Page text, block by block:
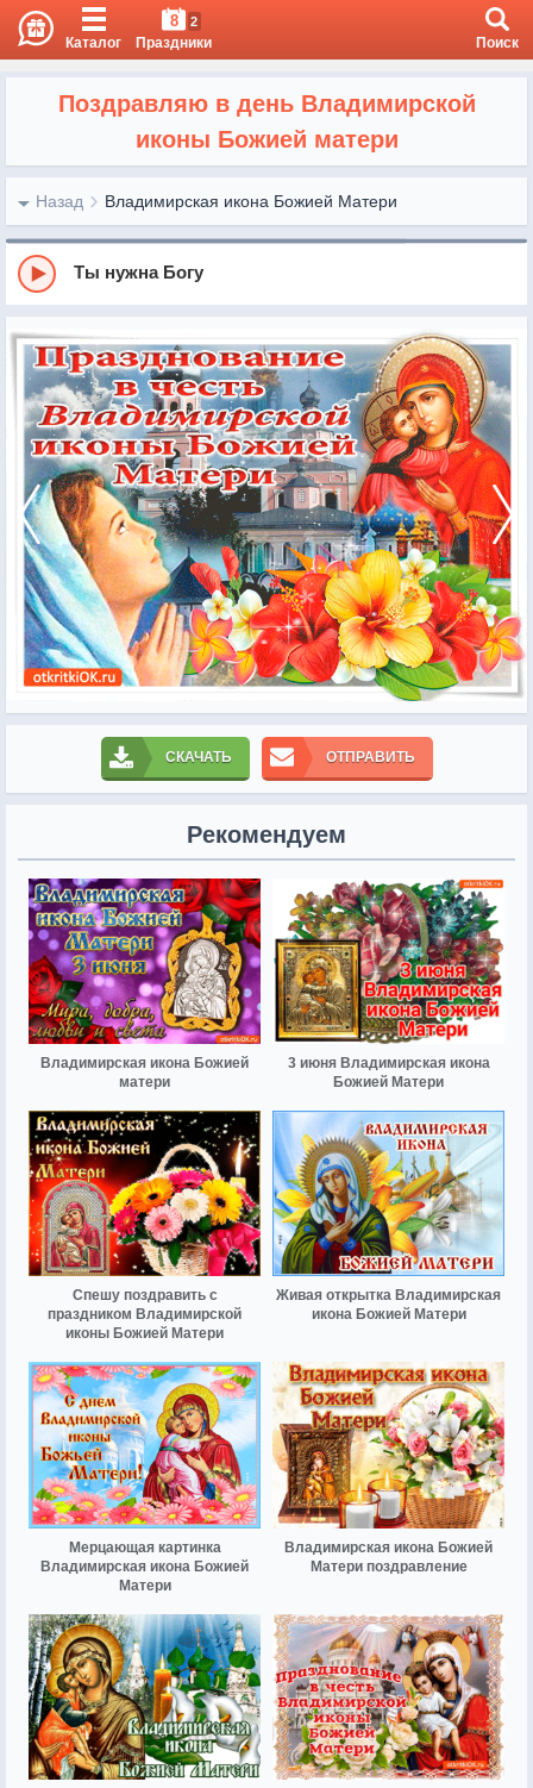
Каталог
8 2
Праздники Поиск
Поздравляю в день Владимирской
иконы Божией матери
Назад Владимирская икона Божией Матери
Ты нужна Богу
СКАЧАТЬ ОТПРАВИТЬ
Рекомендуем
Владимирская икона Божией
матери
3 июня Владимирская икона
Божией Матери
Спешу поздравить с
праздником Владимирской
иконы Божией Матери
Живая открытка Владимирская
икона Божией Матери
Мерцающая картинка
Владимирская икона Божией
Матери
Владимирская икона Божией
Матери поздравление